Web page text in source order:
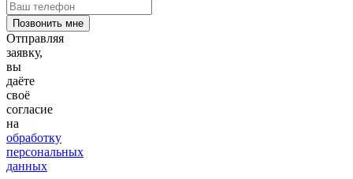
Отправляя
заявку,
вы
даёте
своё
согласие
на
обработку
персональных
данных